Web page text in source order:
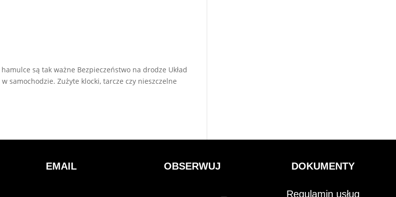
są tak ważne Bezpieczeństwo na drodze Układ
samochodzie. Zużyte klocki, tarcze czy nieszczelne
EMAIL OBSERWUJ DOKUMENTY
Regulamin usług